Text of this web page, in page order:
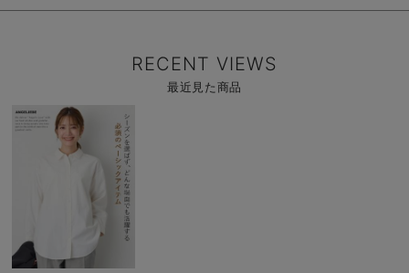
efe×ANGELIEBEコ
RECENT VIEWS
最近見た商品
商
品
詳